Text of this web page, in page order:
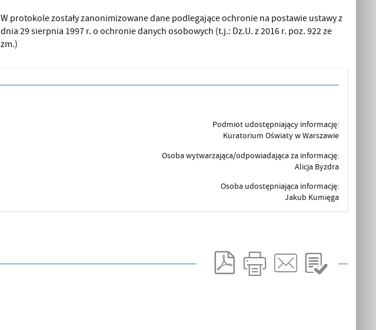
W protokole zostały zanonimizowane dane podlegające ochronie na postawie ustawy z
dnia 29 sierpnia 1997 r. o ochronie danych osobowych (t.j.: Dz.U. z 2016 r. poz. 922 ze
zm.)
Podmiot udostępniający informację:
Kuratorium Oświaty w Warszawie
Osoba wytwarzająca/odpowiadająca za informację:
Alicja Byzdra
Osoba udostępniająca informację:
Jakub Kumięga